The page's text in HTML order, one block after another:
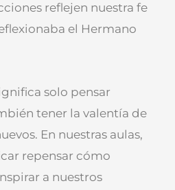
reflejen nuestra fe
el Hermano
solo pensar
tener la valentía de
En nuestras aulas,
repensar cómo
a nuestros